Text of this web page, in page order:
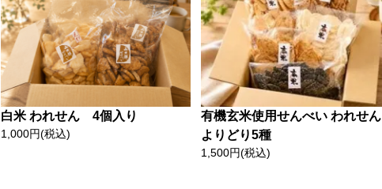
白米 われせん 4個入り
1,000円(税込)
有機玄米使用せんべい われせん
よりどり5種
1,500円(税込)